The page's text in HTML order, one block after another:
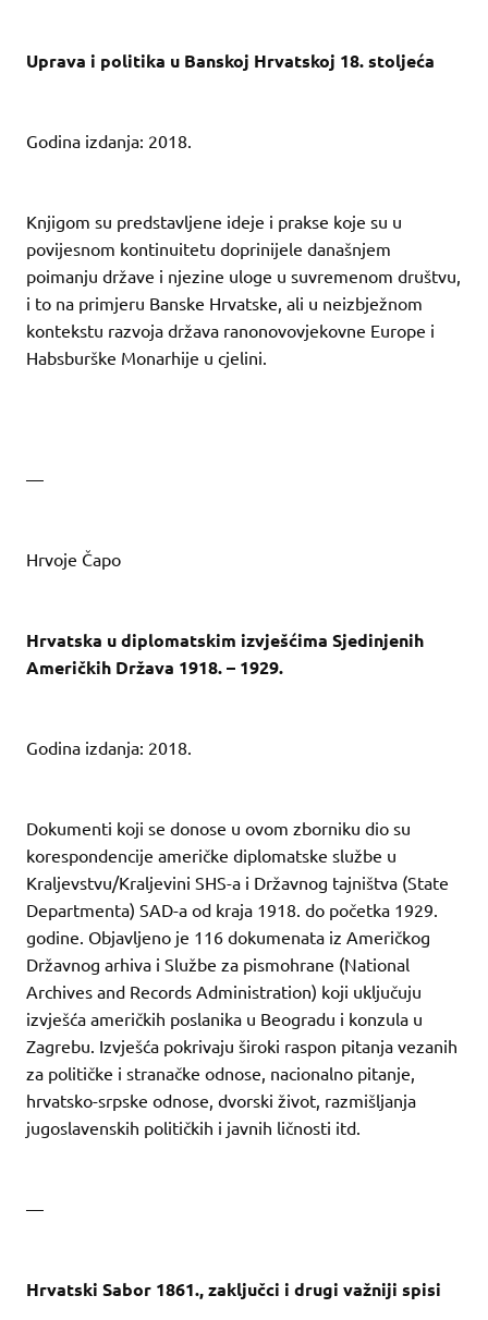
Uprava i politika u Banskoj Hrvatskoj 18. stoljeća
Godina izdanja: 2018.
Knjigom su predstavljene ideje i prakse koje su u
povijesnom kontinuitetu doprinijele današnjem
poimanju države i njezine uloge u suvremenom društvu,
i to na primjeru Banske Hrvatske, ali u neizbježnom
kontekstu razvoja država ranonovovjekovne Europe i
Habsburške Monarhije u cjelini.
—
Hrvoje Čapo
Hrvatska u diplomatskim izvješćima Sjedinjenih
Američkih Država 1918. – 1929.
Godina izdanja: 2018.
Dokumenti koji se donose u ovom zborniku dio su
korespondencije američke diplomatske službe u
Kraljevstvu/Kraljevini SHS-a i Državnog tajništva (State
Departmenta) SAD-a od kraja 1918. do početka 1929.
godine. Objavljeno je 116 dokumenata iz Američkog
Državnog arhiva i Službe za pismohrane (National
Archives and Records Administration) koji uključuju
izvješća američkih poslanika u Beogradu i konzula u
Zagrebu. Izvješća pokrivaju široki raspon pitanja vezanih
za političke i stranačke odnose, nacionalno pitanje,
hrvatsko-srpske odnose, dvorski život, razmišljanja
jugoslavenskih političkih i javnih ličnosti itd.
—
Hrvatski Sabor 1861., zaključci i drugi važniji spisi